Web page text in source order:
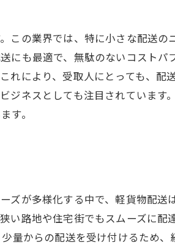
この業界では、特に小さな配送の
にも最適で、無駄のないコストパ
により、受取人にとっても、配
ジネスとしても注目されています
す。
が多様化する中で、軽貨物配送
路地や住宅街でもスムーズに配
量からの配送を受け付けるため